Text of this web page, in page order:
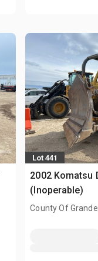
Lot 441
2002 Komatsu
(Inoperable)
County Of